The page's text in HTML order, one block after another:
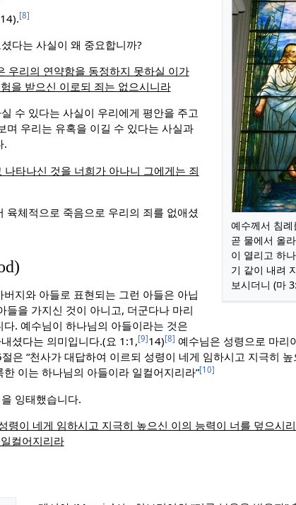
예수께서 침
곧 물에서 올
이 열리고 하
기 같이 내려
보시더니 (마
[8]
다는 사실이 왜 중요합니까?
우리의 연약함을 동정하지 못하실 이가
을 받으신 이로되 죄는 없으시니라
수 있다는 사실이 우리에게 평안을 주고
며 우리는 유혹을 이길 수 있다는 사실과
.
나타나신 것을 너희가 아나니 그에게는 죄
체적으로 죽음으로 우리의 죄를 없애셨
지와 아들로 표현되는 그런 아들은 아닙
을 가지신 것이 아니고, 더군다나 마리
. 예수님이 하나님의 아들이라는 것은
셨다는 의미입니다.(요 1:1,[9]14)[8] 예수님은 성령으로 마리
은 “천사가 대답하여 이르되 성령이 네게 임하시고 지극히
이는 하나님의 아들이라 일컬어지리라”[10]
잉태했습니다.
령이 네게 임하시고 지극히 높으신 이의 능력이 너를 덮으시
컬어지리라